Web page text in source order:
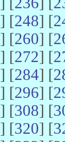
] [248] [
] [260] [
] [272] [
] [284] [
] [296] [
] [308] [
] [320] [